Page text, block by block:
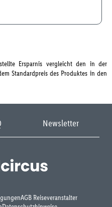
Ersparnis vergleicht den in der
Standardpreis des Produktes in den
Newsletter
AGB Reiseveranstalter